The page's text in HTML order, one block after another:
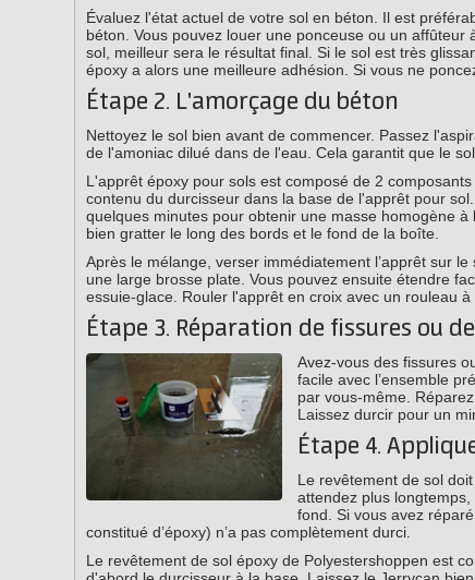
Évaluez l'état actuel de votre sol en béton. Il est
béton. Vous pouvez louer une ponceuse ou un
sol, meilleur sera le résultat final. Si le sol est très
époxy a alors une meilleure adhésion. Si vous ne
Étape 2. L'amorçage du béton
Nettoyez le sol bien avant de commencer. Passez
de l'amoniac dilué dans de l'eau. Cela garantit que le
L'apprêt époxy pour sols est composé de 2
contenu du durcisseur dans la base de l'apprêt pour
quelques minutes pour obtenir une masse homogène
bien gratter le long des bords et le fond de la boîte.
Après le mélange, verser immédiatement l’apprêt sur
une large brosse plate. Vous pouvez ensuite étendre
essuie-glace. Rouler l'apprêt en croix avec un rouleau à
Étape 3. Réparation de fissures ou
Avez-vous des fissures
facile avec l’ensemble
par vous-même.
Laissez durcir pour un
Étape 4.
Le revêtement de sol
attendez plus
fond. Si vous avez
constitué d’époxy) n’a pas complètement durci.
Le revêtement de sol époxy de Polyestershoppen est